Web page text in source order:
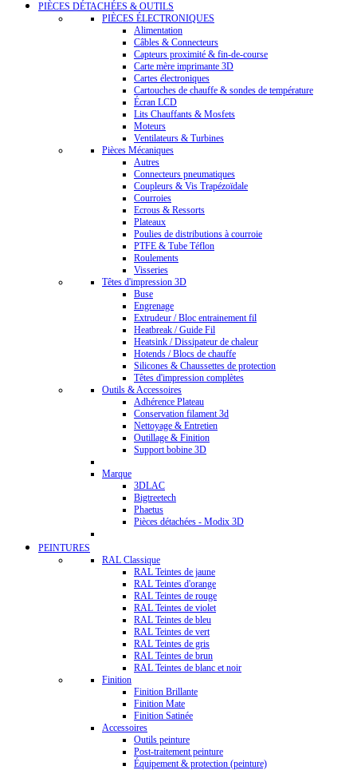
PIÈCES DÉTACHÉES & OUTILS
PIÈCES ÉLECTRONIQUES
Alimentation
Câbles & Connecteurs
Capteurs proximité & fin-de-course
Carte mère imprimante 3D
Cartes électroniques
Cartouches de chauffe & sondes de température
Écran LCD
Lits Chauffants & Mosfets
Moteurs
Ventilateurs & Turbines
Pièces Mécaniques
Autres
Connecteurs pneumatiques
Coupleurs & Vis Trapézoïdale
Courroies
Ecrous & Ressorts
Plateaux
Poulies de distributions à courroie
PTFE & Tube Téflon
Roulements
Visseries
Têtes d'impression 3D
Buse
Engrenage
Extrudeur / Bloc entrainement fil
Heatbreak / Guide Fil
Heatsink / Dissipateur de chaleur
Hotends / Blocs de chauffe
Silicones & Chaussettes de protection
Têtes d'impression complètes
Outils & Accessoires
Adhérence Plateau
Conservation filament 3d
Nettoyage & Entretien
Outillage & Finition
Support bobine 3D
Marque
3DLAC
Bigtreetech
Phaetus
Pièces détachées - Modix 3D
PEINTURES
RAL Classique
RAL Teintes de jaune
RAL Teintes d'orange
RAL Teintes de rouge
RAL Teintes de violet
RAL Teintes de bleu
RAL Teintes de vert
RAL Teintes de gris
RAL Teintes de brun
RAL Teintes de blanc et noir
Finition
Finition Brillante
Finition Mate
Finition Satinée
Accessoires
Outils peinture
Post-traitement peinture
Équipement & protection (peinture)